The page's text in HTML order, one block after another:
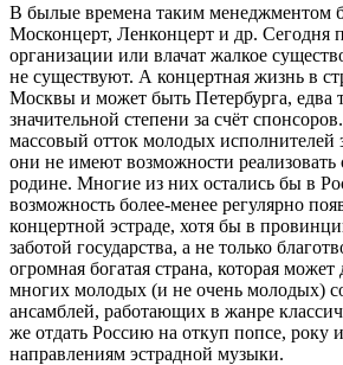
В былые времена таким менеджментом
Москонцерт, Ленконцерт и др. Сегодня
организации или влачат жалкое
не существуют. А концертная жизнь в
Москвы и может быть Петербурга, едва
значительной степени за счёт
массовый отток молодых исполнителей
они не имеют возможности реализовать
родине. Многие из них остались бы в
возможность более-менее регулярно
концертной эстраде, хотя бы в
заботой государства, а не только
огромная богатая страна, которая может
многих молодых (и не очень молодых)
ансамблей, работающих в жанре
же отдать Россию на откуп попсе, року
направлениям эстрадной музыки.